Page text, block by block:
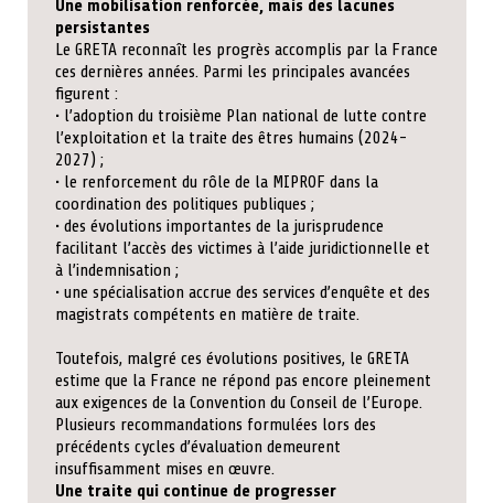
Une mobilisation renforcée, mais des lacunes
persistantes
Le GRETA reconnaît les progrès accomplis par la France
ces dernières années. Parmi les principales avancées
figurent :
• l’adoption du troisième Plan national de lutte contre
l’exploitation et la traite des êtres humains (2024-
2027) ;
• le renforcement du rôle de la MIPROF dans la
coordination des politiques publiques ;
• des évolutions importantes de la jurisprudence
facilitant l’accès des victimes à l’aide juridictionnelle et
à l’indemnisation ;
• une spécialisation accrue des services d’enquête et des
magistrats compétents en matière de traite.
Toutefois, malgré ces évolutions positives, le GRETA
estime que la France ne répond pas encore pleinement
aux exigences de la Convention du Conseil de l’Europe.
Plusieurs recommandations formulées lors des
précédents cycles d’évaluation demeurent
insuffisamment mises en œuvre.
Une traite qui continue de progresser